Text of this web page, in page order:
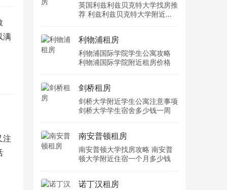
满
注
英国利兹利兹贝克特大学找房推
荐 利兹利兹贝克特大学附近住
利物浦租房
利物浦国际学院学生公寓攻略
利物浦国际学院附近租房价格
剑桥租房
剑桥大学附近学生公寓注意事项
剑桥大学学生宿舍多少钱一周
南安普顿租房
南安普顿大学找房攻略 南安普
顿大学附近住宿一个月多少钱
诺丁汉租房